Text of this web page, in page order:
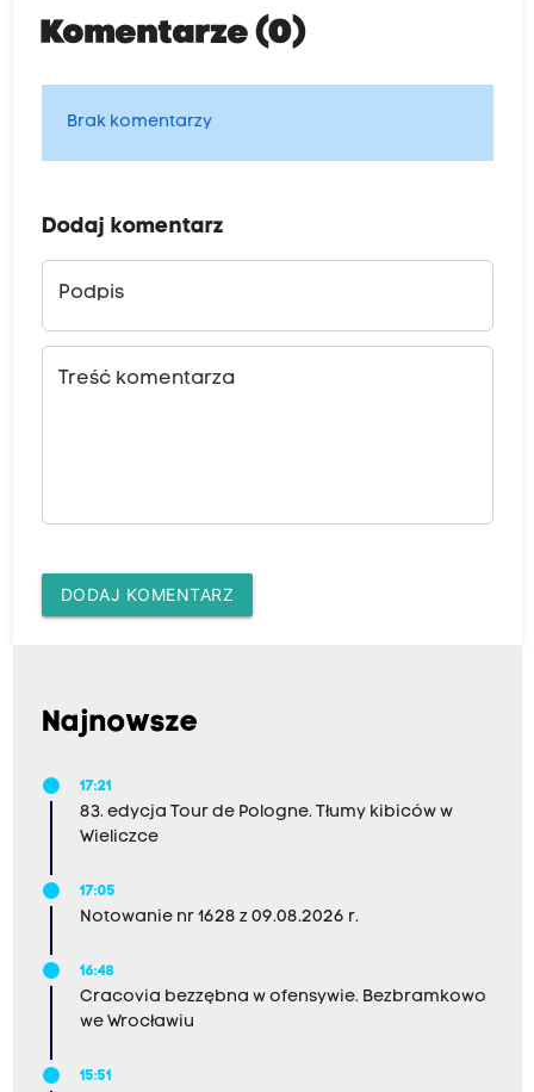
Komentarze (0)
Brak komentarzy
Dodaj komentarz
Podpis
Treść komentarza
DODAJ KOMENTARZ
Najnowsze
17:21
83. edycja Tour de Pologne. Tłumy kibiców w
Wieliczce
17:05
Notowanie nr 1628 z 09.08.2026 r.
16:48
Cracovia bezzębna w ofensywie. Bezbramkowo
we Wrocławiu
15:51